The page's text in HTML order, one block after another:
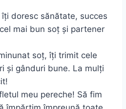
doresc sănătate, succes
mai bun soț și partener
soț, îți trimit cele
și gânduri bune. La mulți
meu pereche! Să fim